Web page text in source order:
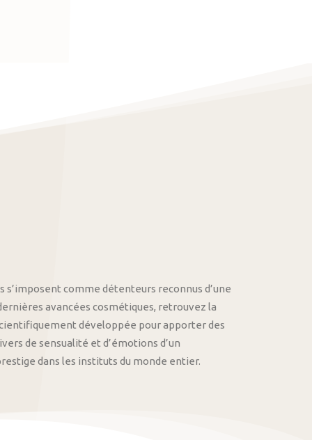
s’imposent comme détenteurs reconnus d’une
avancées cosmétiques, retrouvez la
développée pour apporter des
de sensualité et d’émotions d’un
dans les instituts du monde entier.